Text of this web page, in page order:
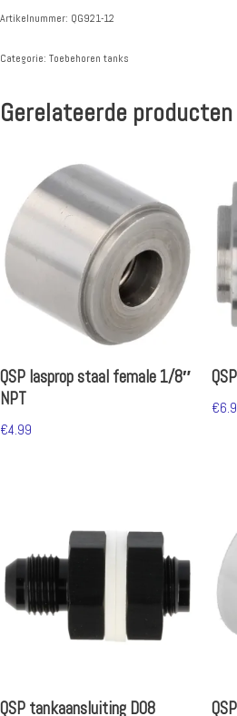
Artikelnummer: QG921-12
Categorie: Toebehoren tanks
Gerelateerde producten
QSP lasprop staal female 1/8″
NPT
€4.99
€
QSP tankaansluiting D08